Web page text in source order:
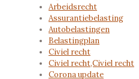
Arbeidsrecht
Assurantiebelasting
Autobelastingen
Belastingplan
Civiel recht
Civiel recht,Civiel recht
Corona update